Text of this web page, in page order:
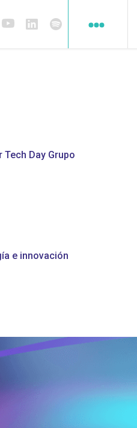
Day Grupo
e innovación